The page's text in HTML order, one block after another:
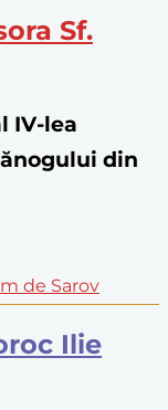
Sf.
IV-lea
din
de Sarov
Ilie